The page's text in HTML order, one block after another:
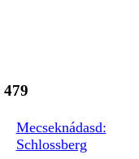
479
Mecseknádasd:
Schlossberg